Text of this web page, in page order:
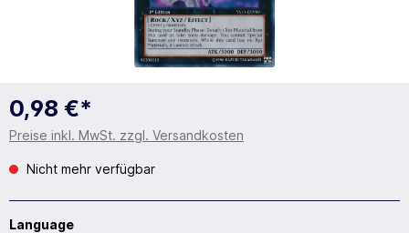
0,98 €*
Preise inkl. MwSt. zzgl. Versandkosten
Nicht mehr verfügbar
Language